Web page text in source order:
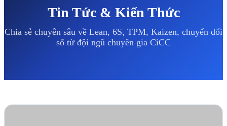
Tin Tức & Kiến Thức
Chia sẻ chuyên sâu về Lean, 6S, TPM, Kaizen, chuyển đổi
số từ đội ngũ chuyên gia CiCC